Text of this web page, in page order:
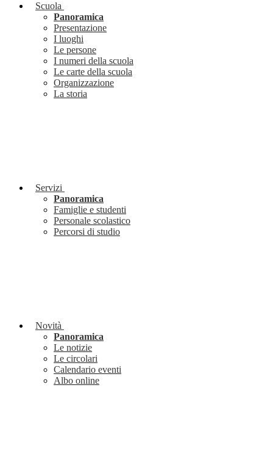
Scuola
Panoramica
Presentazione
I luoghi
Le persone
I numeri della scuola
Le carte della scuola
Organizzazione
La storia
Servizi
Panoramica
Famiglie e studenti
Personale scolastico
Percorsi di studio
Novità
Panoramica
Le notizie
Le circolari
Calendario eventi
Albo online